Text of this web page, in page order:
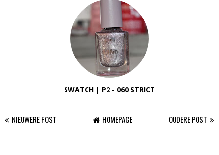
SWATCH | P2 - 060 STRICT
NIEUWERE POST OUDERE POST
HOMEPAGE